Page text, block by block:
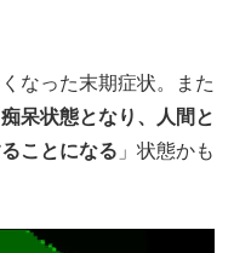
なった末期症状。また
痴呆状態となり、人間と
ことになる 」状態かも